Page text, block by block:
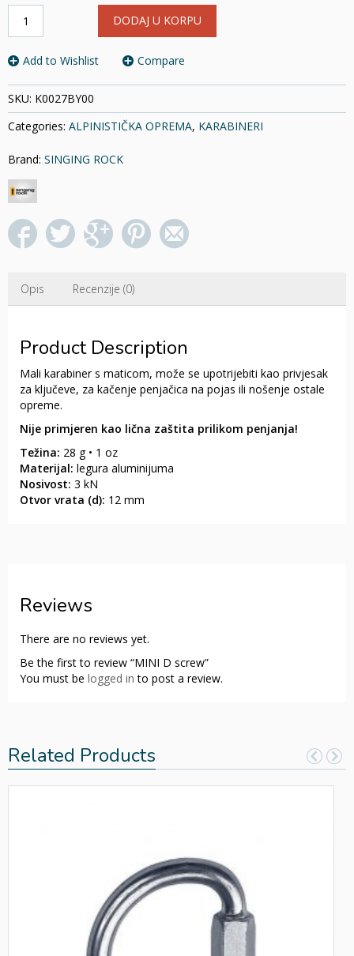
količina
DODAJ U KORPU
Add to Wishlist Compare
SKU: K0027BY00
Categories: ALPINISTIČKA OPREMA, KARABINERI
Brand: SINGING ROCK
Opis Recenzije (0)
Product Description
Mali karabiner s maticom, može se upotrijebiti kao privjesak
za ključeve, za kačenje penjačica na pojas ili nošenje ostale
opreme.
Nije primjeren kao lična zaštita prilikom penjanja!
Težina: 28 g • 1 oz
Materijal: legura aluminijuma
Nosivost: 3 kN
Otvor vrata (d): 12 mm
Reviews
There are no reviews yet.
Be the first to review “MINI D screw”
You must be logged in to post a review.
Related Products